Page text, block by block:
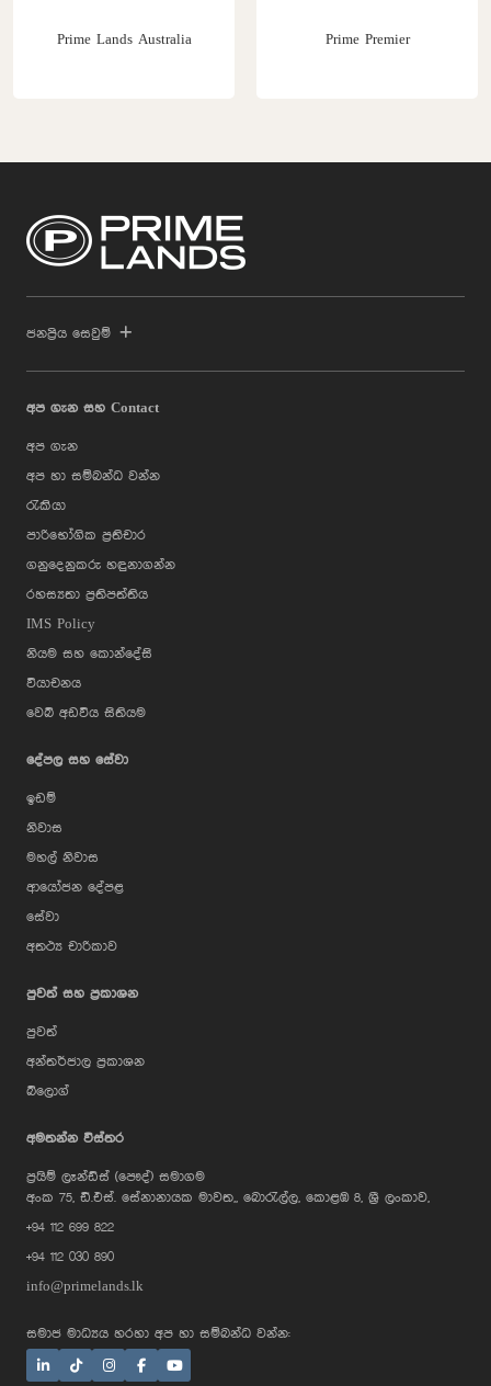
Prime Premier Prime Construction
ජනප්‍රිය සෙවුම්
අප ගැන සහ Contact
අප ගැන
අප හා සම්බන්ධ වන්න
රැකියා
පාරිභෝගික ප්‍රතිචාර
ගනුදෙනුකරු හඳුනාගන්න
රහස්‍යතා ප්‍රතිපත්තිය
IMS Policy
නියම සහ කොන්දේසි
වියාචනය
වෙබ් අඩවිය සිතියම
දේපල සහ සේවා
ඉඩම්
නිවාස
මහල් නිවාස
ආයෝජන දේපළ
සේවා
අතථ්‍ය චාරිකාව
පුවත් සහ ප්‍රකාශන
පුවත්
අන්තර්ජාල ප්‍රකාශන
බ්ලොග්
අමතන්න විස්තර
ප්‍රයිම් ලෑන්ඩ්ස් (පෞද්) සමාගම
අංක 75, ඩී.එස්. සේනානායක මාවත,, බොරැල්ල, කොළඹ 8, ශ්‍රී ලංකාව,
+94 112 699 822
+94 112 030 890
info@primelands.lk
සමාජ මාධ්‍යය හරහා අප හා සම්බන්ධ වන්න:
Hi, I'm Prime Bee, Your AI